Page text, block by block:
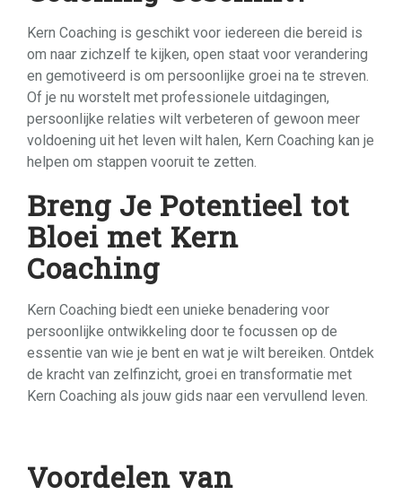
Kern Coaching is geschikt voor iedereen die bereid is
om naar zichzelf te kijken, open staat voor verandering
en gemotiveerd is om persoonlijke groei na te streven.
Of je nu worstelt met professionele uitdagingen,
persoonlijke relaties wilt verbeteren of gewoon meer
voldoening uit het leven wilt halen, Kern Coaching kan je
helpen om stappen vooruit te zetten.
Breng Je Potentieel tot
Bloei met Kern
Coaching
Kern Coaching biedt een unieke benadering voor
persoonlijke ontwikkeling door te focussen op de
essentie van wie je bent en wat je wilt bereiken. Ontdek
de kracht van zelfinzicht, groei en transformatie met
Kern Coaching als jouw gids naar een vervullend leven.
Voordelen van